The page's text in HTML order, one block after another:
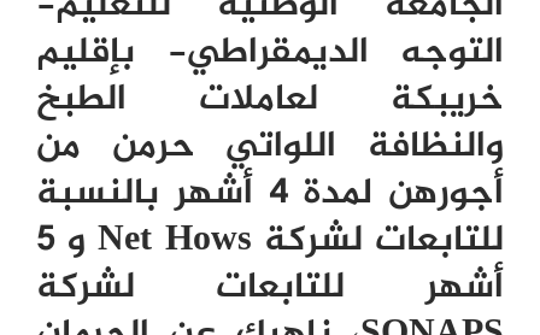
التوجه الديمقراطي- بإقليم
خريبكة لعاملات الطبخ
والنظافة اللواتي حرمن من
أجورهن لمدة 4 أشهر بالنسبة
للتابعات لشركة Net Hows و 5
أشهر للتابعات لشركة